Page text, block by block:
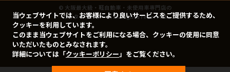
© 大阪最大級・軽自動車・未使用車専門店の
カミタケモータース All rights reserved.
当ウェブサイトでは、お客様により良いサービスをご提供するため、
クッキーを利用しています。
このまま当ウェブサイトをご利用になる場合、クッキーの使用に同意
いただいたものとみなされます。
詳細については「クッキーポリシー 」をご覧ください。